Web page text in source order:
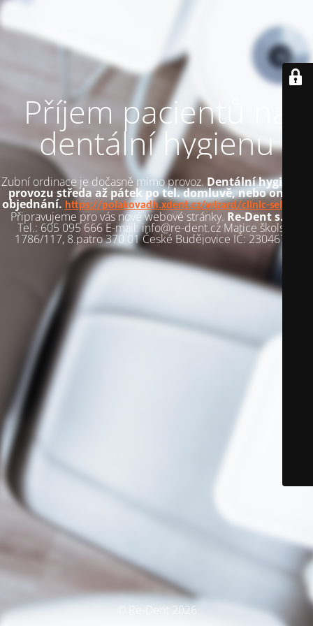
Příjem pacientů na
dentální hygienu
Zubní ordinace je dočasně mimo provoz. Dentální hygiena v
provozu středa až pátek po tel. domluvě, nebo online
objednání. https://polakovadh.xdent.cz/wizard/clinic-selection
Připravujeme pro vás nové webové stránky. Re-Dent s.r.o.
Tel.: 605 095 666 E-mail: info@re-dent.cz Matice školské
1786/117, 8.patro 370 01 České Budějovice IČ: 23046716
© Re-Dent 2026